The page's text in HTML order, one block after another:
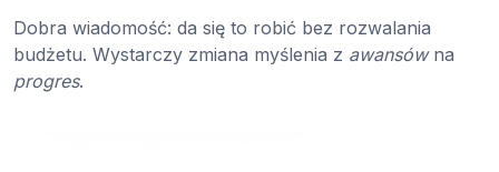
Dobra wiadomość: da się to robić bez rozwalania
budżetu. Wystarczy zmiana myślenia z awansówna
progres.